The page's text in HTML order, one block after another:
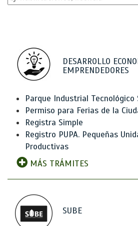
DESARROLLO
EMPRENDEDORES
Parque Industrial Tecnológico
Permiso para Ferias de la
Registra Simple
Registro PUPA. Pequeñas
Productivas
MÁS TRÁMITES
SUBE